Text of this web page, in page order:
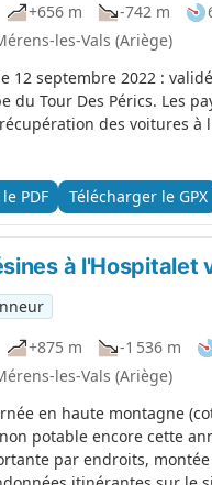
+656 m -742 m
les-Vals (Ariège)
12 septembre 2022 :
du Tour Des Pérics. Les
des voitures à
PDF Télécharger le GPX
à l'Hospitalet
+875 m -1 536 m
les-Vals (Ariège)
en haute montagne
potable encore cette
par endroits,